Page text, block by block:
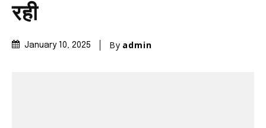
रही
January 10, 2025 By admin